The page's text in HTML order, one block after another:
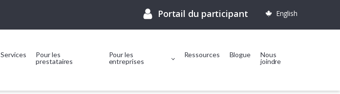
Portail du participant English
Services
Pour les
prestataires
Pour les
entreprises
Ressources Blogue
Nous
joindre